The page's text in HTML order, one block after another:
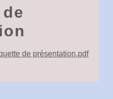
de présentation.pdf